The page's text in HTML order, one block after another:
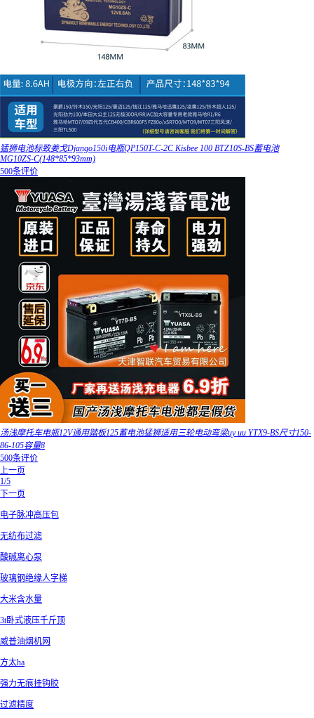
猛狮电池标致姜戈Django150i电瓶QP150T-C-2C Kisbee 100 BTZ10S-BS蓄电池
MG10ZS-C(148*85*93mm)
500条评价
汤浅摩托车电瓶12V通用踏板125蓄电池猛狮适用三轮电动弯梁uy uu YTX9-BS尺寸150-
86-105容量8
500条评价
上一页
1/5
下一页
电子脉冲高压包
无纺布过滤
酸碱离心泵
玻璃钢绝缘人字梯
大米含水量
3t卧式液压千斤顶
威普油烟机网
方太ha
强力无痕挂钩胶
过滤精度